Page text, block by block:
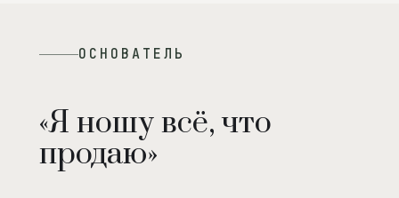
ОСНОВАТЕЛЬ
«Я ношу всё, что
продаю»